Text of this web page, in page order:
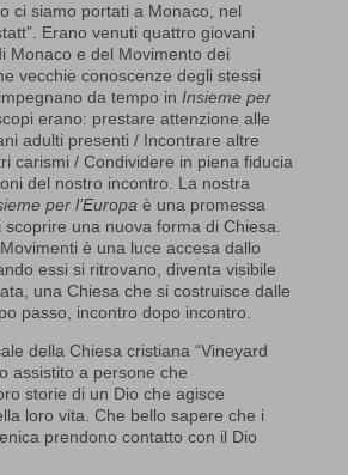
ci siamo portati a Monaco, nel
Erano venuti quattro giovani
Monaco e del Movimento dei
vecchie conoscenze degli stessi
da tempo in Insieme per
erano: prestare attenzione alle
adulti presenti / Incontrare altre
carismi / Condividere in piena fiducia
del nostro incontro. La nostra
per l’Europa è una promessa
una nuova forma di Chiesa.
è una luce accesa dallo
essi si ritrovano, diventa visibile
una Chiesa che si costruisce dalle
passo, incontro dopo incontro.
della Chiesa cristiana “Vineyard
assistito a persone che
storie di un Dio che agisce
loro vita. Che bello sapere che i
prendono contatto con il Dio